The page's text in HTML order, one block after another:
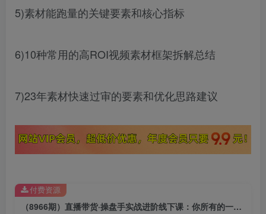
5)素材能跑量的关键要素和核心指标
6)10种常用的高ROI视频素材框架拆解总结
7)23年素材快速过审的要素和优化思路建议
（8966期）直播带货·操盘手实战进阶线下课：你所有的一切疑问，这里全是答案
付费资源